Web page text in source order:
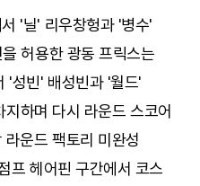
'닐' 리우창헝과 '병수'
허용한 광동 프릭스는
'성빈' 배성빈과 '월드'
하며 다시 라운드 스코어
운드 팩토리 미완성
프 헤어핀 구간에서 코스